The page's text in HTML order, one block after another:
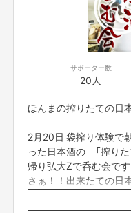
＊こちらのリターンは
ける方、既に契約いた
・フリーアドレス席
・固定席40,000円/月(
詳細はこちら▶️
＊10：00～19：00 平
サポーター数
20人
ほんまの搾りたての日
2月20日 袋搾り体験
った日本酒の 「搾りた
帰り弘大Zで呑む会です
さぁ！！出来たての日
※2月20日 21時30分